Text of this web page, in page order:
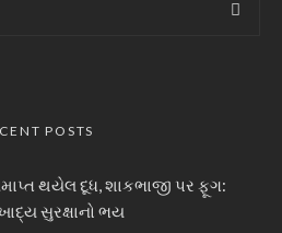
POSTS
થયેલ દૂધ, શાકભાજી પર ફૂગ:
સુરક્ષાનો ભય